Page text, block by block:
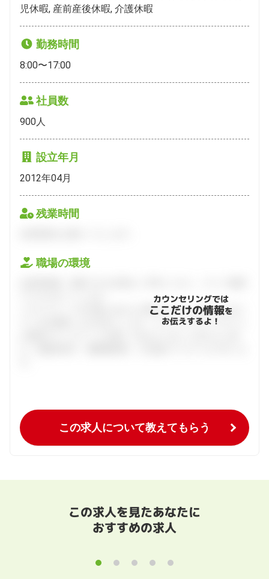
児休暇, 産前産後休暇, 介護休暇
勤務時間
8:00〜17:00
社員数
900人
設立年月
2012年04月
残業時間
職場の環境
ハタラクティブが企業とあなたの間に立って、あなたに向い
ている仕事探しをお手伝いします。キャリアアドバイザーと
カウンセリングでは
ここだけの情報を
お伝えするよ！
この求人について教えてもらう
この求人を見たあなたに
おすすめの求人